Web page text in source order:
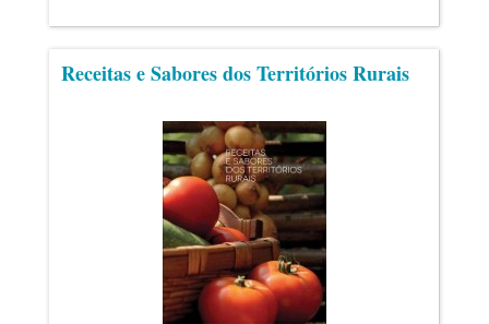
Receitas e Sabores dos Territórios Rurais